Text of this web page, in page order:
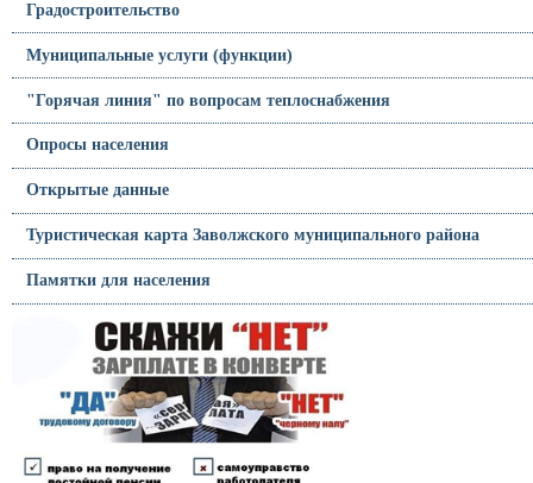
Градостроительство
Муниципальные услуги (функции)
"Горячая линия" по вопросам теплоснабжения
Опросы населения
Открытые данные
Туристическая карта Заволжского муниципального района
Памятки для населения